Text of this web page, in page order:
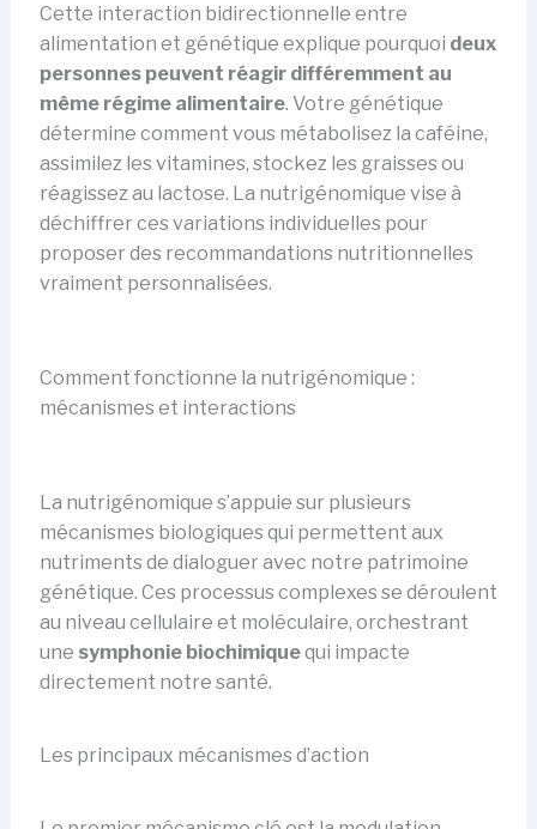
Cette interaction bidirectionnelle entre
alimentation et génétique explique pourquoi deux
personnes peuvent réagir différemment au
même régime alimentaire. Votre génétique
détermine comment vous métabolisez la caféine,
assimilez les vitamines, stockez les graisses ou
réagissez au lactose. La nutrigénomique vise à
déchiffrer ces variations individuelles pour
proposer des recommandations nutritionnelles
vraiment personnalisées.
Comment fonctionne la nutrigénomique :
mécanismes et interactions
La nutrigénomique s’appuie sur plusieurs
mécanismes biologiques qui permettent aux
nutriments de dialoguer avec notre patrimoine
génétique. Ces processus complexes se déroulent
au niveau cellulaire et moléculaire, orchestrant
une symphonie biochimiquequi impacte
directement notre santé.
Les principaux mécanismes d’action